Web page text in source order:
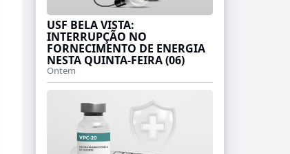
USF BELA VISTA:
INTERRUPÇÃO NO
FORNECIMENTO DE ENERGIA
NESTA QUINTA-FEIRA (06)
Ontem